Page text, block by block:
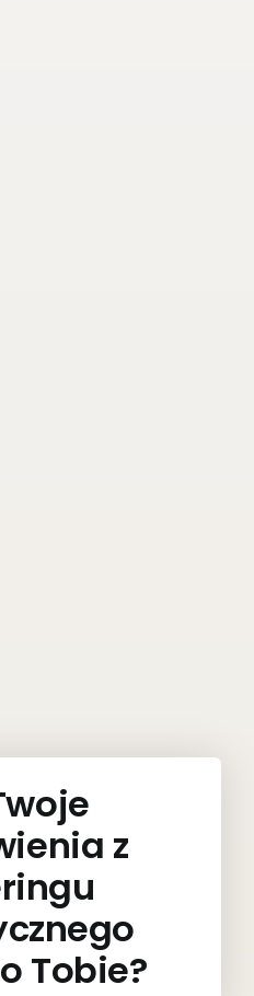
z
Tobie?